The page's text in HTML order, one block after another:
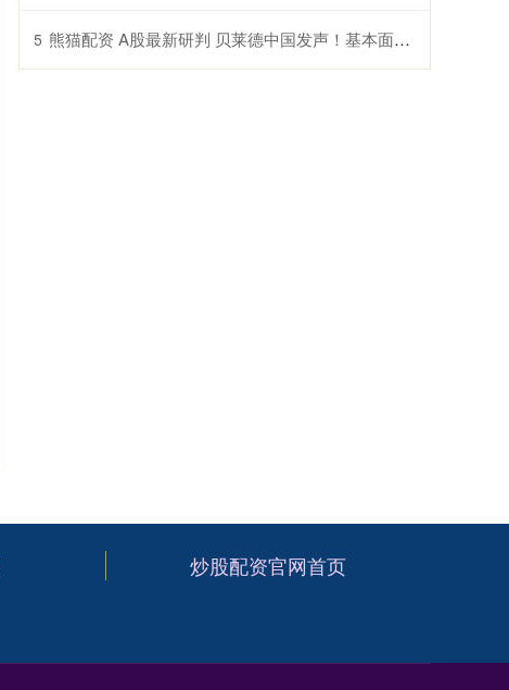
5 熊猫配资 A股最新研判 贝莱德中国发声！基本面和政策共振支撑中国资产“慢牛”
炒股配资官网首页